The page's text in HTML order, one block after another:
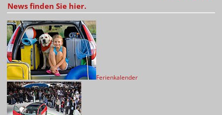
News finden Sie hier.
Ferienkalender